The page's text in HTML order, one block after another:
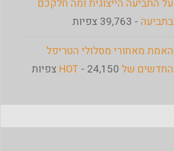
על התביעה הייצוגית ומה חלקכם
בתביעה - 39,763 צפיות
האמת מאחורי מסלולי הטריפל
החדשים של HOT - 24,150 צפיות